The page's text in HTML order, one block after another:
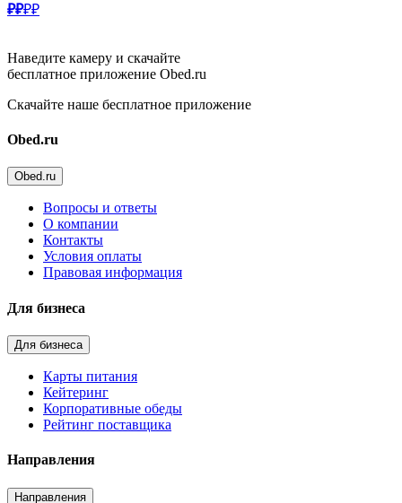
₽₽₽₽
Наведите камеру и скачайте
бесплатное приложение Obed.ru
Скачайте наше бесплатное приложение
Obed.ru
Obed.ru
Вопросы и ответы
О компании
Контакты
Условия оплаты
Правовая информация
Для бизнеса
Для бизнеса
Карты питания
Кейтеринг
Корпоративные обеды
Рейтинг поставщика
Направления
Направления